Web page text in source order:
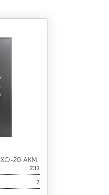
20 АКМ
233
2